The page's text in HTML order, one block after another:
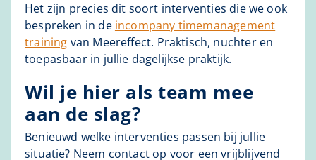
Het zijn precies dit soort interventies die we ook
bespreken in de incompany timemanagement
training van Meereffect. Praktisch, nuchter en
toepasbaar in jullie dagelijkse praktijk.
Wil je hier als team mee
aan de slag?
Benieuwd welke interventies passen bij jullie
situatie? Neem contact op voor een vrijblijvend